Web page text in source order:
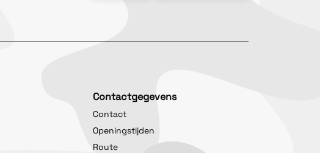
Contactgegevens
Contact
Openingstijden
Route